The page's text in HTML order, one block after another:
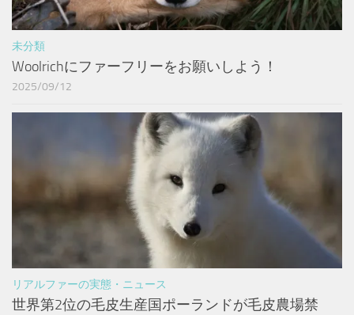
未分類
Woolrichにファーフリーをお願いしよう！
2025/09/12
リアルファーの実態・ニュース
世界第2位の毛皮生産国ポーランドが毛皮農場禁